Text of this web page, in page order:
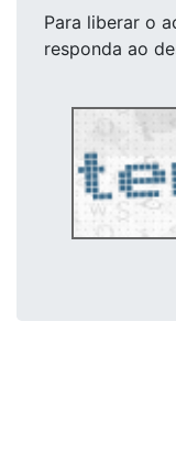
Para liberar o
responda ao